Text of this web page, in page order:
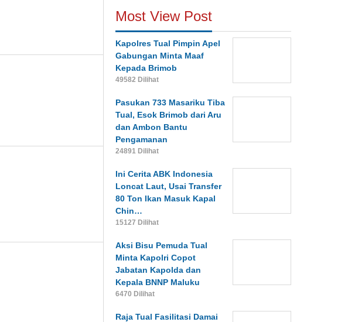
Most View Post
Kapolres Tual Pimpin Apel
Gabungan Minta Maaf
Kepada Brimob
49582 Dilihat
Pasukan 733 Masariku Tiba
Tual, Esok Brimob dari Aru
dan Ambon Bantu
Pengamanan
24891 Dilihat
Ini Cerita ABK Indonesia
Loncat Laut, Usai Transfer
80 Ton Ikan Masuk Kapal
Chin…
15127 Dilihat
Aksi Bisu Pemuda Tual
Minta Kapolri Copot
Jabatan Kapolda dan
Kepala BNNP Maluku
6470 Dilihat
Raja Tual Fasilitasi Damai